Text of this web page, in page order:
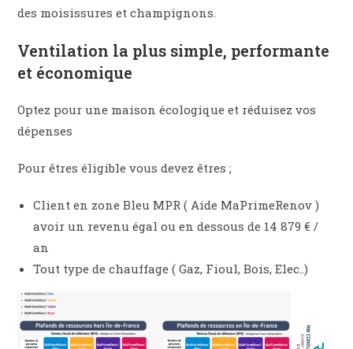
des moisissures et champignons.
Ventilation la plus simple, performante
et économique
Optez pour une maison écologique et réduisez vos
dépenses
Pour êtres éligible vous devez êtres ;
Client en zone Bleu MPR ( Aide MaPrimeRenov )
avoir un revenu égal ou en dessous de 14 879 € /
an
Tout type de chauffage ( Gaz, Fioul, Bois, Elec..)